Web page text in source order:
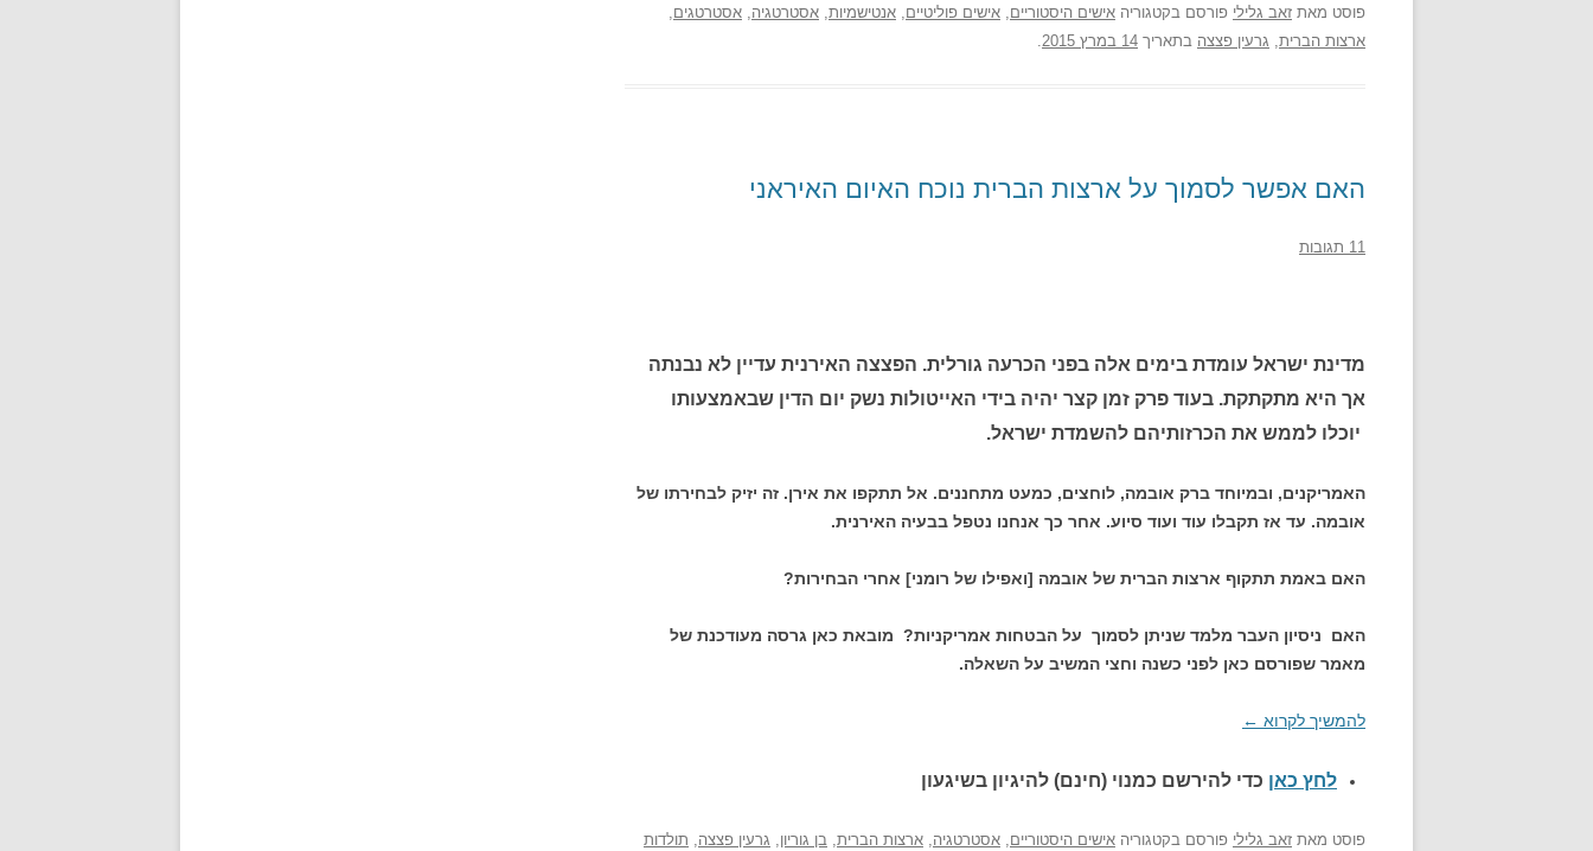
פוסט מאת זאב גלילי פורסם בקטגוריה אישים היסטוריים, אישים פוליטיים, אנטישמיות, אסטרטגיה, אסטרטגים,
ארצות הברית, גרעין פצצה בתאריך 14 במרץ 2015 .
האם אפשר לסמוך על ארצות הברית נוכח האיום האיראני
11 תגובות
מדינת ישראל עומדת בימים אלה בפני הכרעה גורלית. הפצצה האירנית עדיין לא נבנתה
אך היא מתקתקת. בעוד פרק זמן קצר יהיה בידי האייטולות נשק יום הדין שבאמצעותו
יוכלו לממש את הכרזותיהם להשמדת ישראל.
האמריקנים, ובמיוחד ברק אובמה, לוחצים, כמעט מתחננים. אל תתקפו את אירן. זה יזיק לבחירתו של
אובמה. עד אז תקבלו עוד ועוד סיוע. אחר כך אנחנו נטפל בבעיה האירנית.
האם באמת תתקוף ארצות הברית של אובמה [ואפילו של רומני] אחרי הבחירות?
האם ניסיון העבר מלמד שניתן לסמוך על הבטחות אמריקניות? מובאת כאן גרסה מעודכנת של
מאמר שפורסם כאן לפני כשנה וחצי המשיב על השאלה.
להמשיך לקרוא ←
לחץ כאן כדי להירשם כמנוי (חינם) להיגיון בשיגעון
פוסט מאת זאב גלילי פורסם בקטגוריה אישים היסטוריים, אסטרטגיה, ארצות הברית, בן גוריון, גרעין פצצה, תולדות